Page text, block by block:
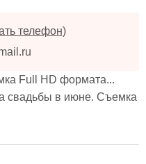
телефон)
Full HD формата...
свадьбы в июне. Съемка